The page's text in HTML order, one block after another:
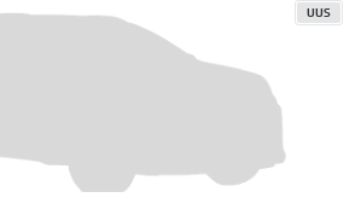
UUS